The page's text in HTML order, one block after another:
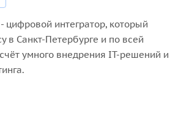
цифровой интегратор, который
в Санкт-Петербурге и по всей
умного внедрения IT-решений и